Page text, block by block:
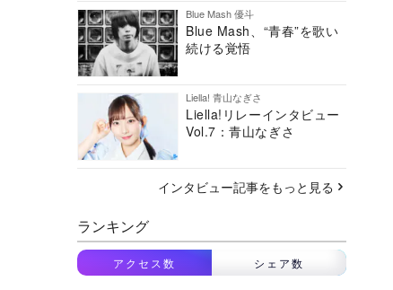
Blue Mash 優斗
Blue Mash、“青春”を歌い
続ける覚悟
Liella! 青山なぎさ
Liella!リレーインタビュー
Vol.7：青山なぎさ
インタビュー記事をもっと見る
ランキング
アクセス数 シェア数